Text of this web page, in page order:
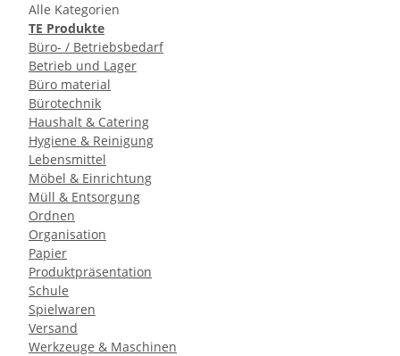
Alle Kategorien
TE Produkte
Büro- / Betriebsbedarf
Betrieb und Lager
Büro material
Bürotechnik
Haushalt & Catering
Hygiene & Reinigung
Lebensmittel
Möbel & Einrichtung
Müll & Entsorgung
Ordnen
Organisation
Papier
Produktpräsentation
Schule
Spielwaren
Versand
Werkzeuge & Maschinen